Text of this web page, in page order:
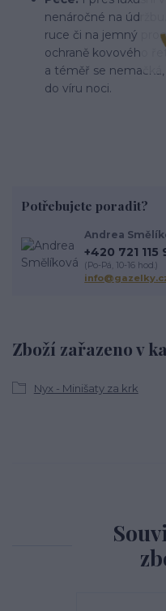
nenáročné na
ruce či na jemný
ochraně kovového
a téměř se
do víru noci.
Zboží zařazeno v
Nyx - Minišaty za krk
Potřebujete poradit?
Andrea
+420 721 115
(Po-Pá, 10-16 hod.)